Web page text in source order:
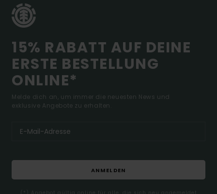
15% RABATT AUF DEINE
ERSTE BESTELLUNG
ONLINE*
Melde dich an, um immer die neuesten News und
exklusive Angebote zu erhalten.
ANMELDEN